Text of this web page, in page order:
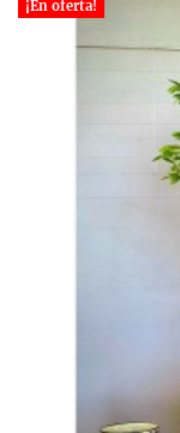
¡En oferta!